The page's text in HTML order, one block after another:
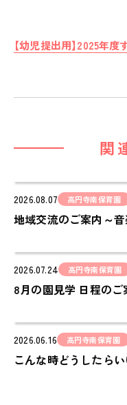
児童発達支
保護者
お知ら
会社概
COMPANY
RECRUIT
ピノキ
お問い
CONTACT
【幼児提出用】2025年
関
2026.08.07 高円寺南保育園
地域交流のご案内～
2026.07.24 高円寺南保育園
8月の園見学 日程の
2026.06.16 高円寺南保育園
こんな時どうしたらい